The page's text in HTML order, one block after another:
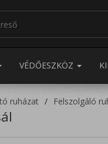
VÉDŐESZKÖZ
ruházat Felszolgáló